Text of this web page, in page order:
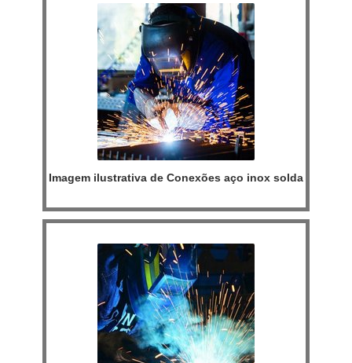
Imagem ilustrativa de Conexões aço inox solda